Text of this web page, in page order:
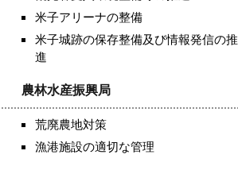
米子アリーナの整備
米子城跡の保存整備及び情報発信の推
進
農林水産振興局
荒廃農地対策
漁港施設の適切な管理